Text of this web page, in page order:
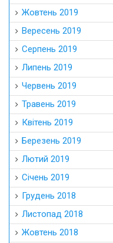
Жовтень 2019
Вересень 2019
Серпень 2019
Липень 2019
Червень 2019
Травень 2019
Квітень 2019
Березень 2019
Лютий 2019
Січень 2019
Грудень 2018
Листопад 2018
Жовтень 2018